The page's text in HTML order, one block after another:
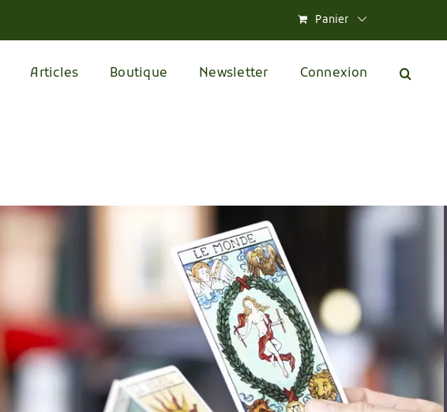
Panier
Articles Boutique Newsletter Connexion